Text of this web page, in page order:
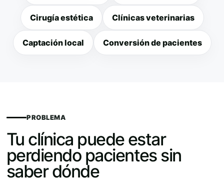
Cirugía estética Clínicas veterinarias
Captación local Conversión de pacientes
PROBLEMA
Tu clínica puede estar
perdiendo pacientes sin
saber dónde